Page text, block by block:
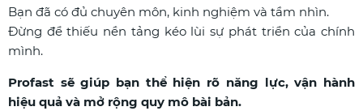
Bạn đã có đủ chuyên môn, kinh nghiệm và tầm nhìn.
Đừng để thiếu nền tảng kéo lùi sự phát triển của chính
mình.
Profast sẽ giúp bạn thể hiện rõ năng lực, vận hành
hiệu quả và mở rộng quy mô bài bản.